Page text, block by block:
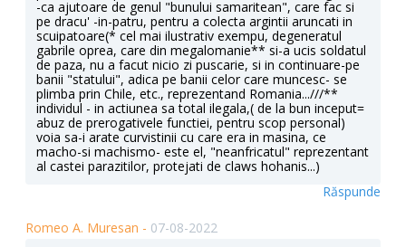
-ca ajutoare de genul "bunului samaritean", care fac si
pe dracu' -in-patru, pentru a colecta argintii aruncati in
scuipatoare(* cel mai ilustrativ exempu, degeneratul
gabrile oprea, care din megalomanie** si-a ucis soldatul
de paza, nu a facut nicio zi puscarie, si in continuare-pe
banii "statului", adica pe banii celor care muncesc- se
plimba prin Chile, etc., reprezentand Romania...///**
individul - in actiunea sa total ilegala,( de la bun inceput=
abuz de prerogativele functiei, pentru scop personal)
voia sa-i arate curvistinii cu care era in masina, ce
macho-si machismo- este el, "neanfricatul" reprezentant
al castei parazitilor, protejati de claws hohanis...)
Răspunde
Romeo A. Muresan - 07-08-2022